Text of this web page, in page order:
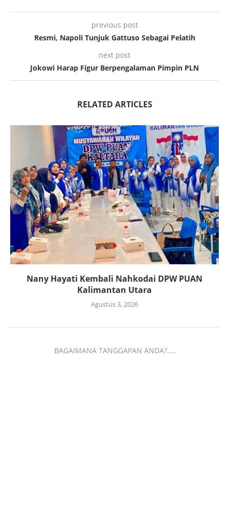
previous post
Resmi, Napoli Tunjuk Gattuso Sebagai Pelatih
next post
Jokowi Harap Figur Berpengalaman Pimpin PLN
RELATED ARTICLES
Nany Hayati Kembali Nahkodai DPW PUAN
Kalimantan Utara
Agustus 3, 2026
BAGAIMANA TANGGAPAN ANDA?....